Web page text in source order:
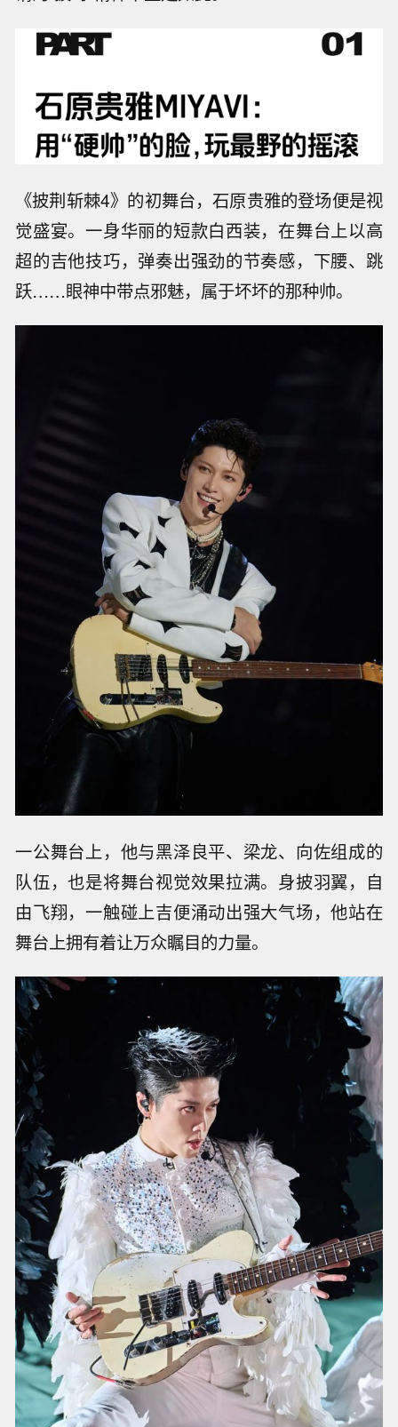
《披荆斩棘4》的初舞台，石原贵雅的登场便是视
觉盛宴。一身华丽的短款白西装，在舞台上以高
超的吉他技巧，弹奏出强劲的节奏感，下腰、跳
跃……眼神中带点邪魅，属于坏坏的那种帅。
一公舞台上，他与黑泽良平、梁龙、向佐组成的
队伍，也是将舞台视觉效果拉满。身披羽翼，自
由飞翔，一触碰上吉便涌动出强大气场，他站在
舞台上拥有着让万众瞩目的力量。